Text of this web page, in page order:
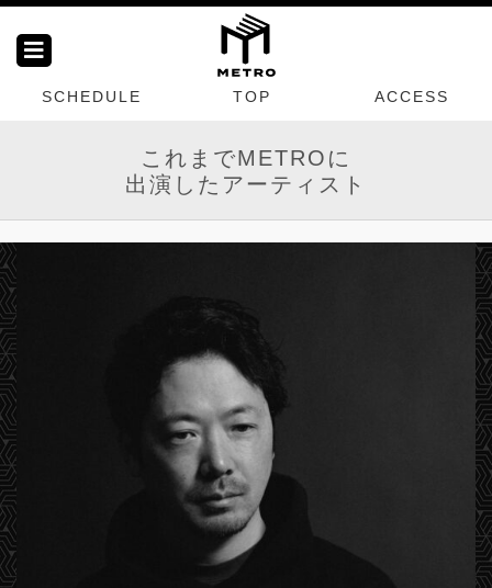
SCHEDULE TOP ACCESS
これまでMETROに
出演したアーティスト